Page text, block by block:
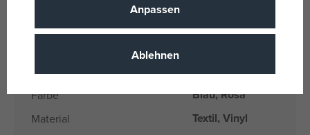
Parameter
Geschlecht Für Mädchen
Farbe Blau, Rosa
Material Textil, Vinyl
Anpassen
Ablehnen